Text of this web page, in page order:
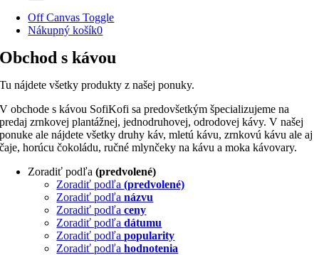
Off Canvas Toggle
Nákupný košík0
Obchod s kávou
Tu nájdete všetky produkty z našej ponuky.
V obchode s kávou SofiKofi sa predovšetkým špecializujeme na
predaj zrnkovej plantážnej, jednodruhovej, odrodovej kávy. V našej
ponuke ale nájdete všetky druhy káv, mletú kávu, zrnkovú kávu ale aj
čaje, horúcu čokoládu, ručné mlynčeky na kávu a moka kávovary.
Zoradiť podľa(predvolené)
Zoradiť podľa(predvolené)
Zoradiť podľanázvu
Zoradiť podľaceny
Zoradiť podľadátumu
Zoradiť podľapopularity
Zoradiť podľahodnotenia